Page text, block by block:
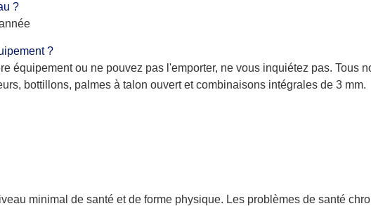
?
?
équipement ou ne pouvez pas l'emporter, ne vous inquiétez pas.
bottillons, palmes à talon ouvert et combinaisons intégrales de 3 mm.
minimal de santé et de forme physique. Les problèmes de santé